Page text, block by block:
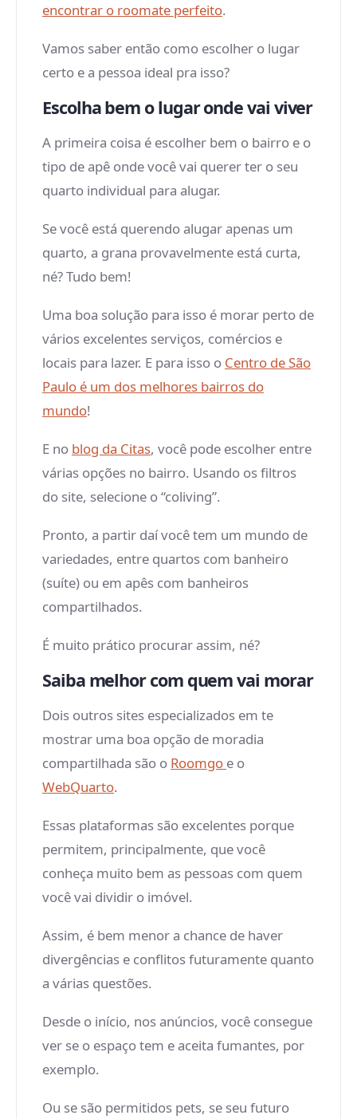
encontrar o roomate perfeito.
Vamos saber então como escolher o lugar
certo e a pessoa ideal pra isso?
Escolha bem o lugar onde vai viver
A primeira coisa é escolher bem o bairro e o
tipo de apê onde você vai querer ter o seu
quarto individual para alugar.
Se você está querendo alugar apenas um
quarto, a grana provavelmente está curta,
né? Tudo bem!
Uma boa solução para isso é morar perto de
vários excelentes serviços, comércios e
locais para lazer. E para isso o Centro de São
Paulo é um dos melhores bairros do
mundo!
E no blog da Citas, você pode escolher entre
várias opções no bairro. Usando os filtros
do site, selecione o “coliving”.
Pronto, a partir daí você tem um mundo de
variedades, entre quartos com banheiro
(suíte) ou em apês com banheiros
compartilhados.
É muito prático procurar assim, né?
Saiba melhor com quem vai morar
Dois outros sites especializados em te
mostrar uma boa opção de moradia
compartilhada são o Roomgo e o
WebQuarto.
Essas plataformas são excelentes porque
permitem, principalmente, que você
conheça muito bem as pessoas com quem
você vai dividir o imóvel.
Assim, é bem menor a chance de haver
divergências e conflitos futuramente quanto
a várias questões.
Desde o início, nos anúncios, você consegue
ver se o espaço tem e aceita fumantes, por
exemplo.
Ou se são permitidos pets, se seu futuro